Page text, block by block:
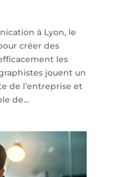
à Lyon, le
créer des
les
jouent un
de l’entreprise et
de...